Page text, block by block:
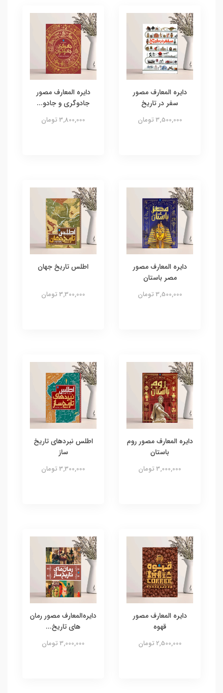
دایره المعارف مصور
سفر در تاریخ
3,500,000 تومان
دایره المعارف مصور
جادوگری و جادو...
3,800,000 تومان
دایره المعارف مصور
مصر باستان
3,500,000 تومان
اطلس تاریخ جهان
3,300,000 تومان
دایره المعارف مصور روم
باستان
3,000,000 تومان
اطلس نبردهای تاریخ
ساز
3,300,000 تومان
دایره المعارف مصور
قهوه
2,500,000 تومان
دایره‌المعارف مصور رمان
های تاریخ...
3,000,000 تومان